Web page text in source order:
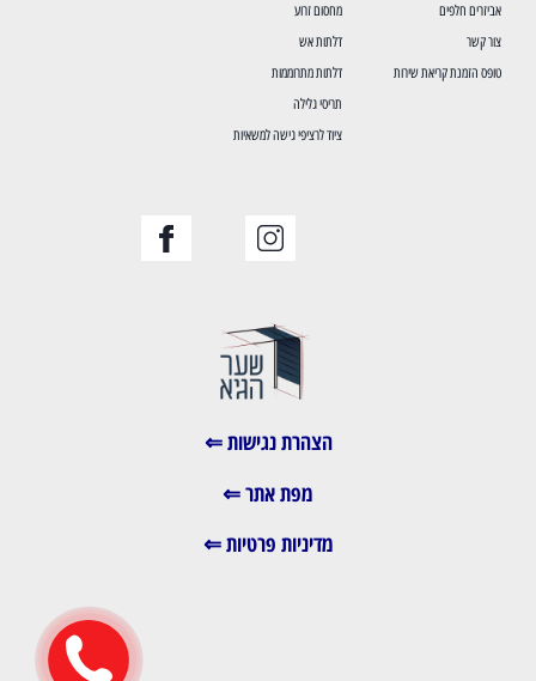
אביזרים חלפים
צור קשר
טופס הזמנת קריאת שירות
מחסום זרוע
דלתות אש
דלתות מתרוממות
תריסי גלילה
ציוד לרציפי גישה למשאיות
הצהרת נגישות ⇐
מפת אתר ⇐
מדיניות פרטיות ⇐